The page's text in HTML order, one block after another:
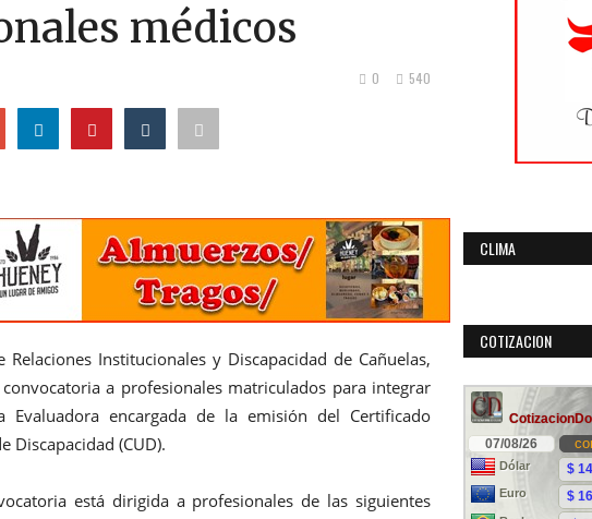
médicos
540
0
Institucionales y Discapacidad de Cañuelas,
a profesionales matriculados para integrar
Evaluadora encargada de la emisión del Certificado
Discapacidad (CUD).
está dirigida a profesionales de las siguientes
CLIMA
COTIZACION